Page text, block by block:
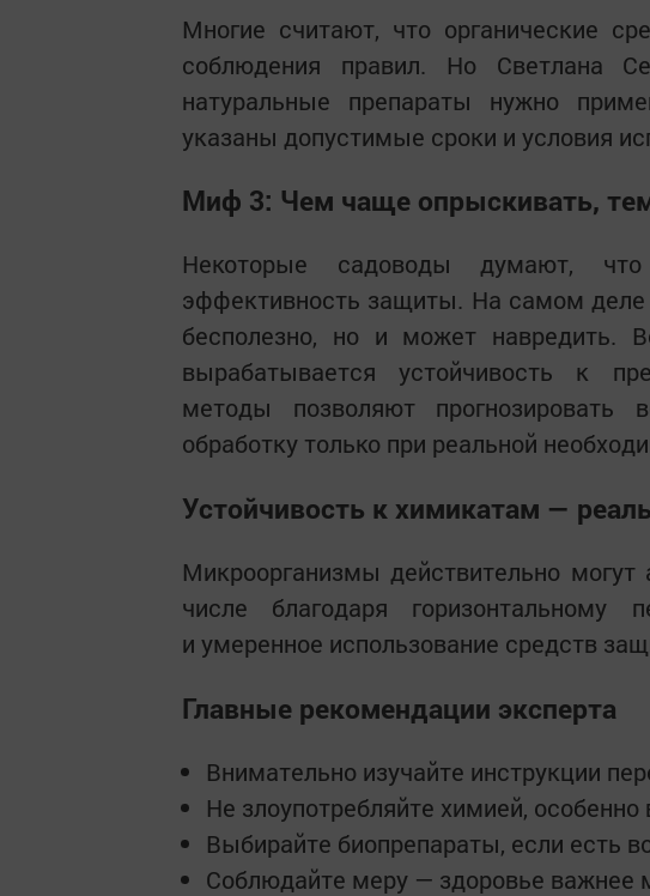
Многие считают, что органические
соблюдения правил. Но Светлана
натуральные препараты нужно
указаны допустимые сроки и условия
Миф 3: Чем чаще опрыскивать,
Некоторые садоводы думают,
эффективность защиты. На самом деле
бесполезно, но и может навредить.
вырабатывается устойчивость к
методы позволяют прогнозировать
обработку только при реальной
Устойчивость к химикатам —
Микроорганизмы действительно
числе благодаря горизонтальному
и умеренное использование средств
Главные рекомендации эксперта
Внимательно изучайте инструкции
Не злоупотребляйте химией,
Выбирайте биопрепараты, если есть
Соблюдайте меру — здоровье важнее